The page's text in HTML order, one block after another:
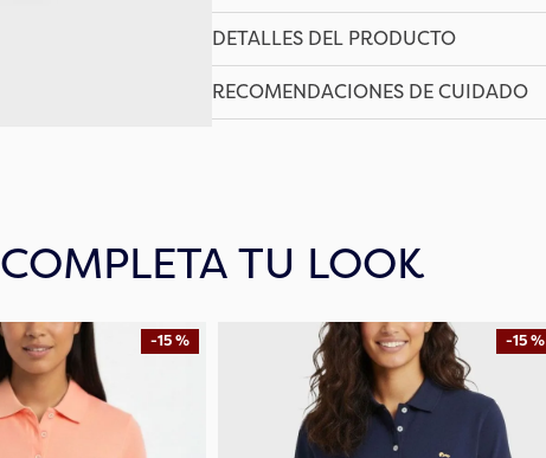
DETALLES DEL PRODUCTO
RECOMENDACIONES DE CUIDADO
COMPLETA TU LOOK
-15 % -15 %